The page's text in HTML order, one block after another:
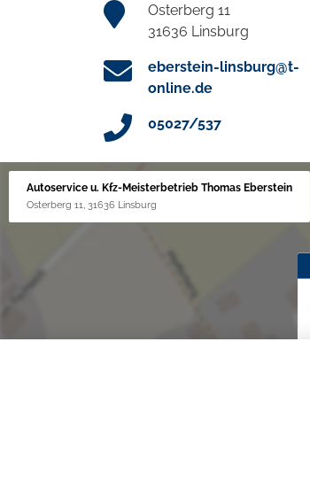
Osterberg 11
31636 Linsburg
eberstein-linsburg@t-
online.de
05027/537
Autoservice u. Kfz-Meisterbetrieb Thomas Eberstein
Osterberg 11, 31636 Linsburg